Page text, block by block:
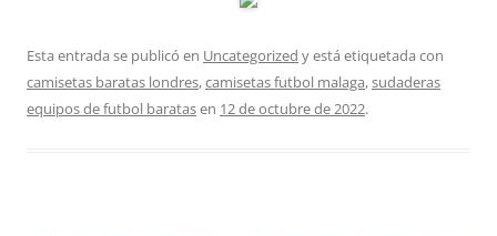
Esta entrada se publicó en Uncategorized y está etiquetada con
camisetas baratas londres,camisetas futbol malaga,sudaderas
equipos de futbol baratasen 12 de octubre de 2022.